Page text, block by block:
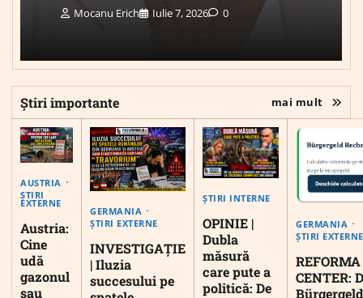
Mocanu Erich Iulie 7, 2026 0
Știri importante mai mult
AUSTRIA
ȘTIRI
EXTERNE
Austria:
Cine
udă
gazonul
sau
GERMANIA
ȘTIRI EXTERNE
INVESTIGAȚIE
| Iluzia
succesului pe
ȘTIRI INTERNE
OPINIE |
Dubla
măsură
care pute a
politică: De
GERMANIA
ȘTIRI EXTERNE
CENTER: